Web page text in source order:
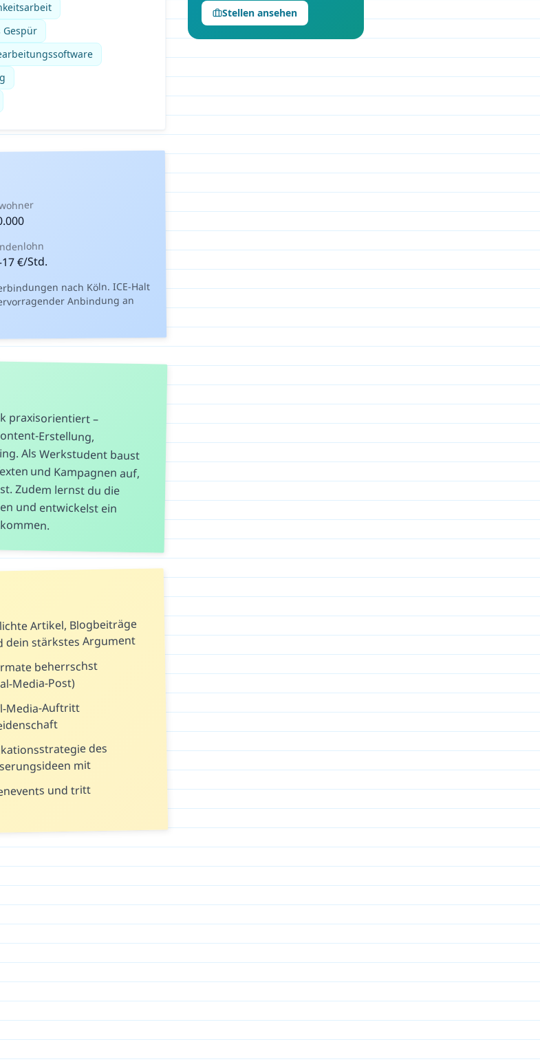
17€/Std.
nach Köln. ICE-Halt
Anbindung an
praxisorientiert –
Erstellung,
Werkstudent baust
Kampagnen auf,
lernst du die
entwickelst ein
Artikel, Blogbeiträge
dein stärkstes Argument
beherrschst
Media-Post)
Media-Auftritt
des
mit
und tritt
Stellen ansehen